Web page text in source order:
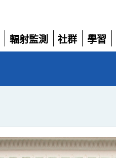
輻射監測
展
社群
展
學習
展